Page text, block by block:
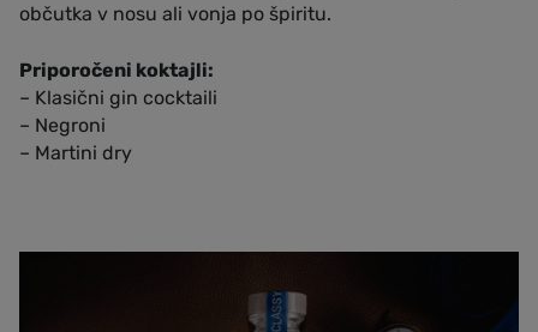
občutka v nosu ali vonja po špiritu.
Priporočeni koktajli:
– Klasični gin cocktaili
– Negroni
– Martini dry